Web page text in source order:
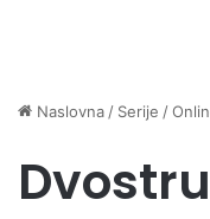
Naslovna / Serije /